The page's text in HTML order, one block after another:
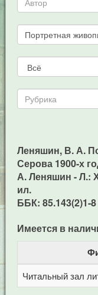
Леняшин, В. А.
Серова 1900-х
А. Леняшин - Л.:
ил.
ББК: 85.143(2)1-8
Имеется в
Читальный зал